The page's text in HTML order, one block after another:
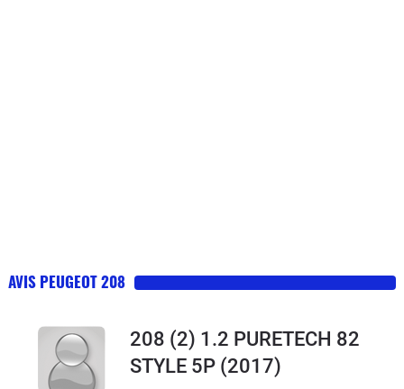
AVIS PEUGEOT 208
208 (2) 1.2 PURETECH 82
STYLE 5P (2017)